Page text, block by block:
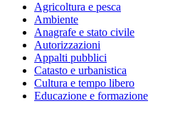
Agricoltura e pesca
Ambiente
Anagrafe e stato civile
Autorizzazioni
Appalti pubblici
Catasto e urbanistica
Cultura e tempo libero
Educazione e formazione